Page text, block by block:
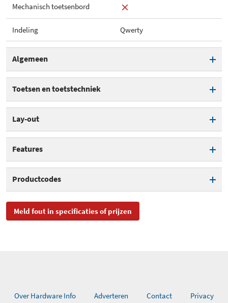
Mechanisch toetsenbord
Indeling Qwerty
Algemeen
Aansluiting USB
Kleur Zwart
Toetsen en toetstechniek
Lay-out
Formaat Full size
Features
Productcodes
SKU Z9H48AA#ABB
Meld fout in specificaties of prijzen
Over Hardware Info Adverteren Contact Privacy